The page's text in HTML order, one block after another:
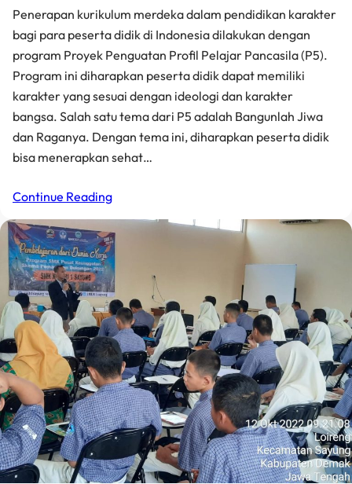
Penerapan kurikulum merdeka dalam pendidikan karakter
bagi para peserta didik di Indonesia dilakukan dengan
program Proyek Penguatan Profil Pelajar Pancasila (P5).
Program ini diharapkan peserta didik dapat memiliki
karakter yang sesuai dengan ideologi dan karakter
bangsa. Salah satu tema dari P5 adalah Bangunlah Jiwa
dan Raganya. Dengan tema ini, diharapkan peserta didik
bisa menerapkan sehat…
Continue Reading